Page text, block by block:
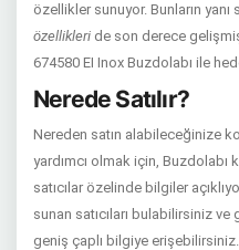
özellikler sunuyor. Bunların
özellikleri de son derece
674580 EI Inox Buzdolabı ile
Nerede Satılır?
Nereden satın alabileceğinize
yardımcı olmak için,
satıcılar özelinde bilgiler
sunan satıcıları bulabilirsiniz
geniş çaplı bilgiye erişebilirsiniz.